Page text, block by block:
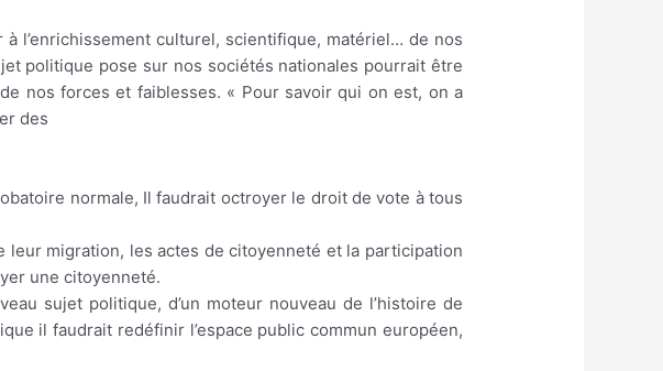
l’enrichissement culturel, scientifique, matériel… de nos
politique pose sur nos sociétés nationales pourrait être
nos forces et faiblesses. « Pour savoir qui on est, on a
des
normale, Il faudrait octroyer le droit de vote à tous
leur migration, les actes de citoyenneté et la participation
une citoyenneté.
sujet politique, d’un moteur nouveau de l’histoire de
il faudrait redéfinir l’espace public commun européen,